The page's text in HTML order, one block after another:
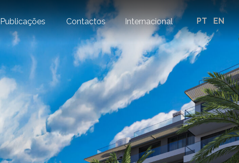
Publicações Contactos Internacional PT EN